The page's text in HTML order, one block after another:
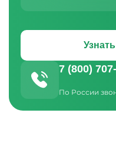
7 (800)
По России